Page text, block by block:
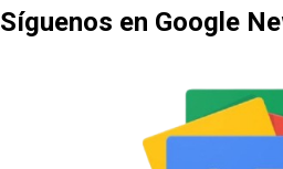
Síguenos en Google